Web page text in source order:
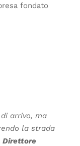
fondato
arrivo, ma
la strada
Direttore